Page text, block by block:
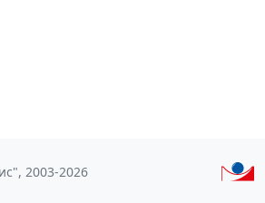
2003-2026